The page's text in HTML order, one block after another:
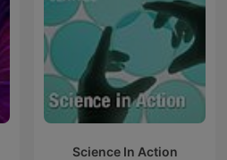
Science In Action